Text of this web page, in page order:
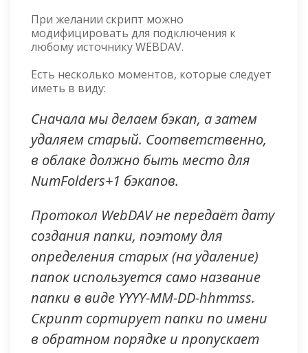
При желании скрипт можно
модифицировать для подключения к
любому источнику WEBDAV.
Есть несколько моментов, которые следует
иметь в виду:
Сначала мы делаем бэкап, а затем
удаляем старый. Соответственно,
в облаке должно быть место для
NumFolders+1 бэкапов.
Протокол WebDAV не передаёт дату
создания папки, поэтому для
определения старых (на удаление)
папок используется само название
папки в виде YYYY-MM-DD-hhmmss.
Скрипт сортирует папки по имени
в обратном порядке и пропускает